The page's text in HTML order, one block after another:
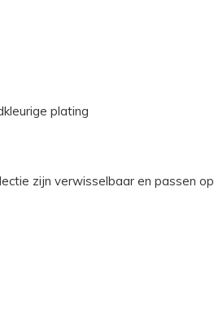
plating
zijn verwisselbaar en passen op